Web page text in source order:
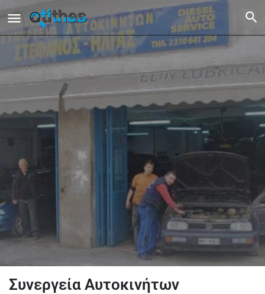
Συνεργεία Αυτοκινήτων